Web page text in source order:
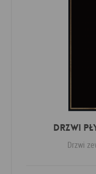
DRZWI
Drzwi